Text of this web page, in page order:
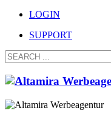
LOGIN
SUPPORT